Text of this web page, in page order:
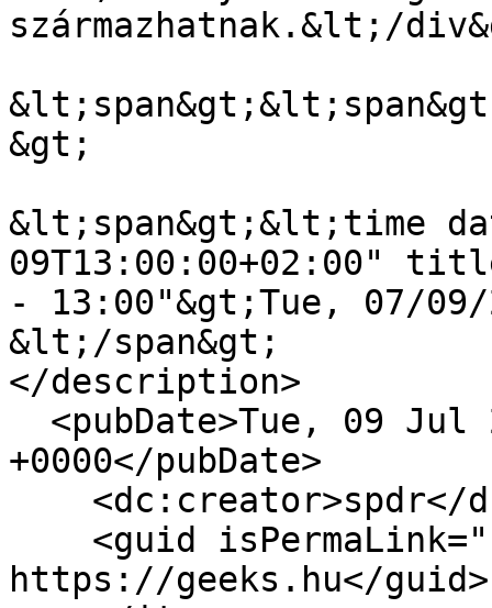
származhatnak.&lt;/
&gt;
&lt;span&gt;&lt;time
09T13:00:00+02:00"
- 13:00"&gt;Tue, 07/
&lt;/span&gt;
</description>
+0000</pubDate>
https://geeks.hu</guid>